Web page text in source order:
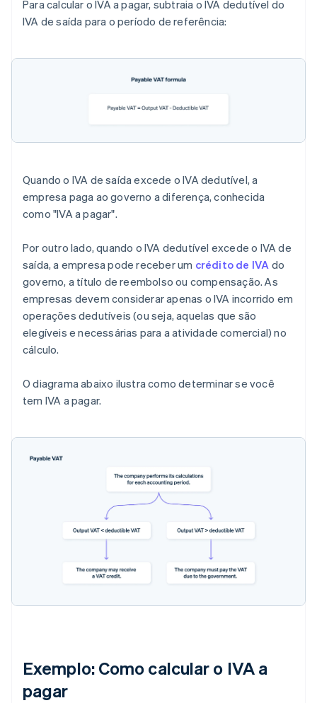
Para calcular o IVA a pagar, subtraia o IVA dedutível do
IVA de saída para o período de referência:
Quando o IVA de saída excede o IVA dedutível, a
empresa paga ao governo a diferença, conhecida
como "IVA a pagar".
Por outro lado, quando o IVA dedutível excede o IVA de
saída, a empresa pode receber um crédito de IVA do
governo, a título de reembolso ou compensação. As
empresas devem considerar apenas o IVA incorrido em
operações dedutíveis (ou seja, aquelas que são
elegíveis e necessárias para a atividade comercial) no
cálculo.
O diagrama abaixo ilustra como determinar se você
tem IVA a pagar.
Exemplo: Como calcular o IVA a
pagar